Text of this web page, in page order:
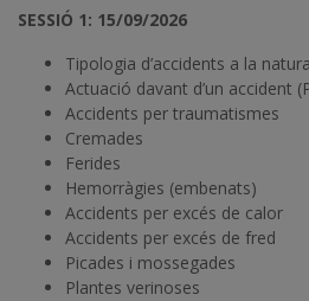
SESSIÓ 1: 15/09/2026
Tipologia d’accidents a la
Actuació davant d’un accident
Accidents per traumatismes
Cremades
Ferides
Hemorràgies (embenats)
Accidents per excés de calor
Accidents per excés de fred
Picades i mossegades
Plantes verinoses